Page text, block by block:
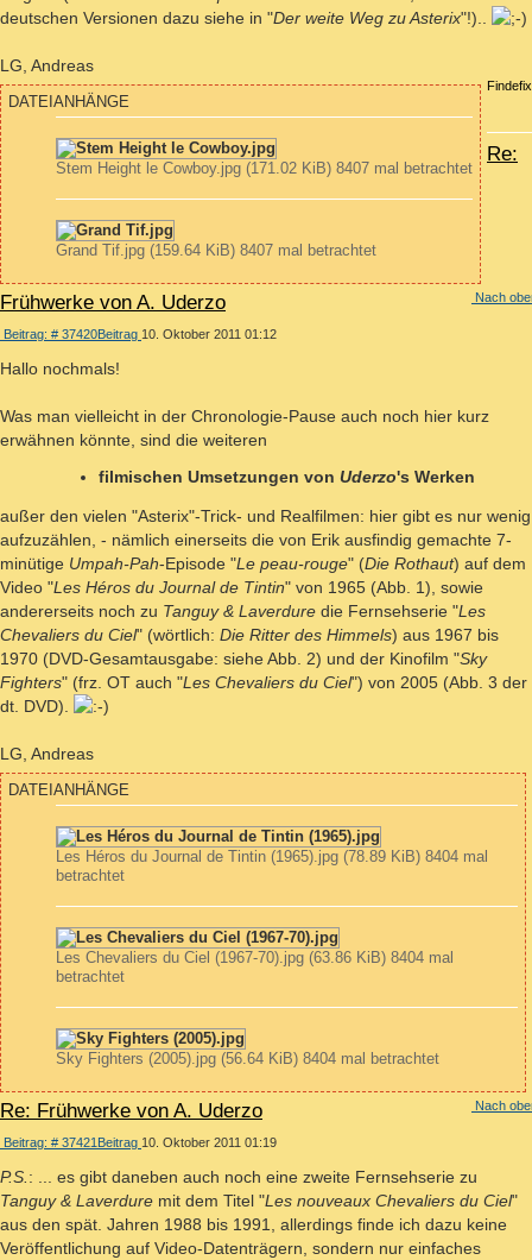
deutschen Versionen dazu siehe in "Der weite Weg zu Asterix"!)..
LG, Andreas
DATEIANHÄNGE
Stem Height le Cowboy.jpg (171.02 KiB) 8407 mal betrachtet
Grand Tif.jpg (159.64 KiB) 8407 mal betrachtet
Nach
Findefix
Re:
Frühwerke von A. Uderzo
Beitrag: # 37420Beitrag 10. Oktober 2011 01:12
Hallo nochmals!
Was man vielleicht in der Chronologie-Pause auch noch hier kurz
erwähnen könnte, sind die weiteren
filmischen Umsetzungen von Uderzo's Werken
außer den vielen "Asterix"-Trick- und Realfilmen: hier gibt es nur wenig
aufzuzählen, - nämlich einerseits die von Erik ausfindig gemachte 7-
minütige Umpah-Pah-Episode "Le peau-rouge" (Die Rothaut) auf dem
Video "Les Héros du Journal de Tintin" von 1965 (Abb. 1), sowie
andererseits noch zu Tanguy & Laverdure die Fernsehserie "Les
Chevaliers du Ciel" (wörtlich: Die Ritter des Himmels) aus 1967 bis
1970 (DVD-Gesamtausgabe: siehe Abb. 2) und der Kinofilm "Sky
Fighters" (frz. OT auch "Les Chevaliers du Ciel") von 2005 (Abb. 3 der
dt. DVD).
LG, Andreas
DATEIANHÄNGE
Les Héros du Journal de Tintin (1965).jpg (78.89 KiB) 8404 mal
betrachtet
Les Chevaliers du Ciel (1967-70).jpg (63.86 KiB) 8404 mal
betrachtet
Sky Fighters (2005).jpg (56.64 KiB) 8404 mal betrachtet
Nach
Re: Frühwerke von A. Uderzo
Beitrag: # 37421 Beitrag 10. Oktober 2011 01:19
P.S. : ... es gibt daneben auch noch eine zweite Fernsehserie zu
Tanguy & Laverdure mit dem Titel "Les nouveaux Chevaliers du Ciel"
aus den spät. Jahren 1988 bis 1991, allerdings finde ich dazu keine
Veröffentlichung auf Video-Datenträgern, sondern nur einfaches